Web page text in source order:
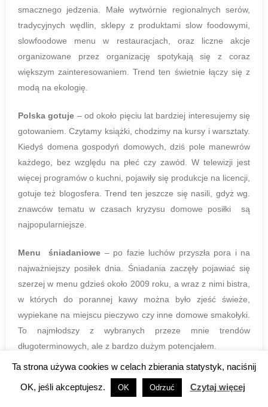
smacznego jedzenia. Małe wytwórnie regionalnych serów,
tradycyjnych wędlin, sklepy z produktami slow foodowymi,
slowfoodowe menu w restauracjach, oraz liczne akcje
organizowane przez organizację spotykają się z coraz
większym zainteresowaniem. Trend ten świetnie łączy się z
modą na ekologię.
Polska gotuje – od około pięciu lat bardziej interesujemy się
gotowaniem. Czytamy książki, chodzimy na kursy i warsztaty.
Kiedyś domena gospodyń domowych, dziś pole manewrów
każdego, bez względu na płeć czy zawód. W telewizji jest
więcej programów o kuchni, pojawiły się produkcje na licencji,
gotuje też blogosfera. Trend ten jeszcze się nasili, gdyż wg.
znawców tematu w czasach kryzysu domowe posiłki są
najpopularniejsze.
Menu śniadaniowe – po fazie luchów przyszła pora i na
najważniejszy posiłek dnia. Śniadania zaczęły pojawiać się
szerzej w menu gdzieś około 2009 roku, a wraz z nimi bistra,
w których do porannej kawy można było zjeść świeże,
wypiekane na miejscu pieczywo czy inne domowe smakołyki.
To najmłodszy z wybranych przeze mnie trendów
długoterminowych, ale z bardzo dużym potencjałem.
W międzyczasie przeszła (lub ciągle trwa) fala mniejszych lub
większych szałów kulinarnych, (oczywiście odnosi się to
Ta strona używa cookies w celach zbierania statystyk, naciśnij
OK, jeśli akceptujesz.
OK Odrzuć Czytaj więcej